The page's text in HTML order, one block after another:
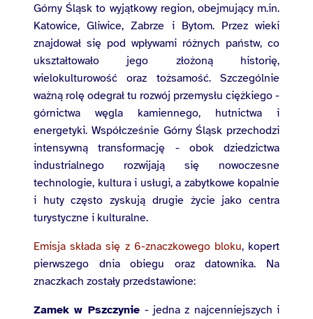
Górny Śląsk to wyjątkowy region, obejmujący m.in.
Katowice, Gliwice, Zabrze i Bytom. Przez wieki
znajdował się pod wpływami różnych państw, co
ukształtowało jego złożoną historię,
wielokulturowość oraz tożsamość. Szczególnie
ważną rolę odegrał tu rozwój przemysłu ciężkiego -
górnictwa węgla kamiennego, hutnictwa i
energetyki. Współcześnie Górny Śląsk przechodzi
intensywną transformację - obok dziedzictwa
industrialnego rozwijają się nowoczesne
technologie, kultura i usługi, a zabytkowe kopalnie
i huty często zyskują drugie życie jako centra
turystyczne i kulturalne.
Emisja składa się z 6-znaczkowego bloku, kopert
pierwszego dnia obiegu oraz datownika. Na
znaczkach zostały przedstawione:
Zamek w Pszczynie - jedna z najcenniejszych i